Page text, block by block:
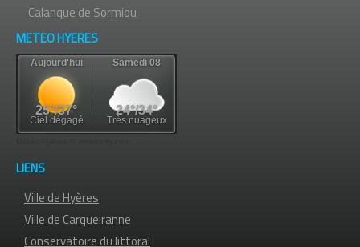
Calanque de Sormiou
METEO HYERES
LIENS
Ville de Hyères
Ville de Carqueiranne
Conservatoire du littoral